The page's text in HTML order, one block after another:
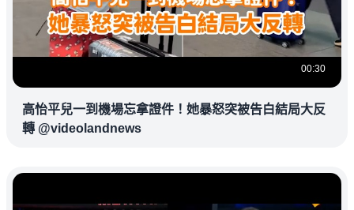
00:30
高怡平兒一到機場忘拿證件！她暴怒突被告白結局大反
轉 @videolandnews